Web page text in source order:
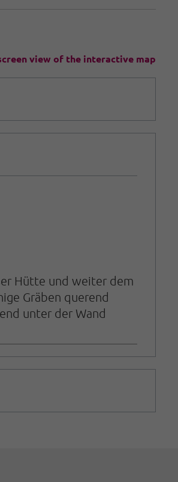
view of the interactive map
Hütte und weiter dem
Gräben querend
unter der Wand